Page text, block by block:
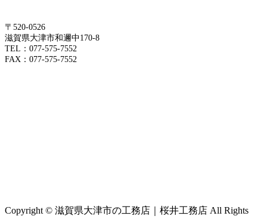
〒520-0526
滋賀県大津市和邇中170-8
TEL：077-575-7552
FAX：077-575-7552
Copyright © 滋賀県大津市の工務店｜桜井工務店 All Rights